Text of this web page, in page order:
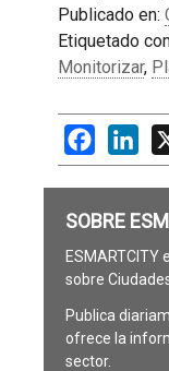
Publicado en:
Etiquetado
Monitorizar,
Facebook
SOBRE
ESMARTCITY
sobre
Publica
ofrece la
sector.